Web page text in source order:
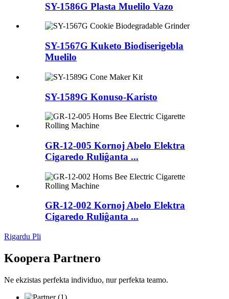
SY-1586G Plasta Muelilo Vazo
SY-1567G Kuketo Biodiserigebla
Muelilo
SY-1589G Konuso-Karisto
GR-12-005 Kornoj Abelo Elektra
Cigaredo Ruliĝanta ...
GR-12-002 Kornoj Abelo Elektra
Cigaredo Ruliĝanta ...
Rigardu Pli
Koopera Partnero
Ne ekzistas perfekta individuo, nur perfekta teamo.